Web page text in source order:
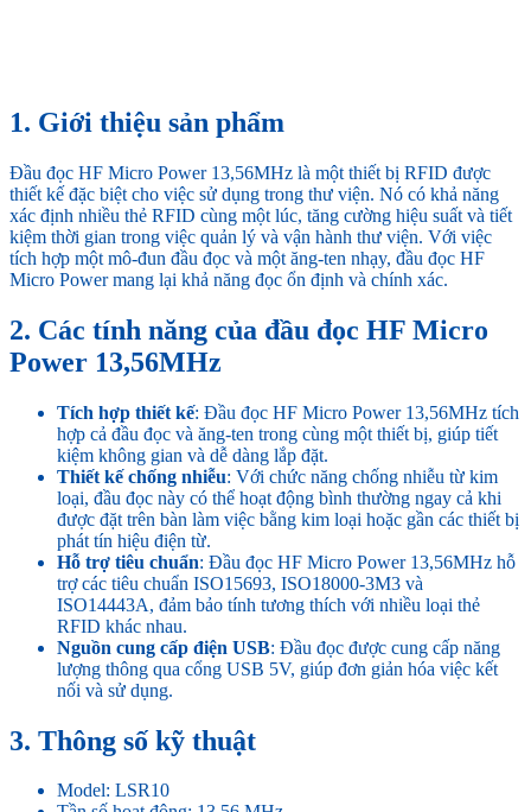
1. Giới thiệu sản phẩm
Đầu đọc HF Micro Power 13,56MHz là một thiết bị RFID được
thiết kế đặc biệt cho việc sử dụng trong thư viện. Nó có khả năng
xác định nhiều thẻ RFID cùng một lúc, tăng cường hiệu suất và tiết
kiệm thời gian trong việc quản lý và vận hành thư viện. Với việc
tích hợp một mô-đun đầu đọc và một ăng-ten nhạy, đầu đọc HF
Micro Power mang lại khả năng đọc ổn định và chính xác.
2. Các tính năng của đầu đọc HF Micro
Power 13,56MHz
Tích hợp thiết kế: Đầu đọc HF Micro Power 13,56MHz tích
hợp cả đầu đọc và ăng-ten trong cùng một thiết bị, giúp tiết
kiệm không gian và dễ dàng lắp đặt.
Thiết kế chống nhiễu: Với chức năng chống nhiễu từ kim
loại, đầu đọc này có thể hoạt động bình thường ngay cả khi
được đặt trên bàn làm việc bằng kim loại hoặc gần các thiết bị
phát tín hiệu điện từ.
Hỗ trợ tiêu chuẩn: Đầu đọc HF Micro Power 13,56MHz hỗ
trợ các tiêu chuẩn ISO15693, ISO18000-3M3 và
ISO14443A, đảm bảo tính tương thích với nhiều loại thẻ
RFID khác nhau.
Nguồn cung cấp điện USB: Đầu đọc được cung cấp năng
lượng thông qua cổng USB 5V, giúp đơn giản hóa việc kết
nối và sử dụng.
3. Thông số kỹ thuật
Model: LSR10